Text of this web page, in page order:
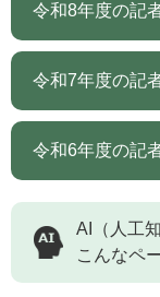
令和8年度の記
令和7年度の記
令和6年度の記
AI（人工
こんなペ